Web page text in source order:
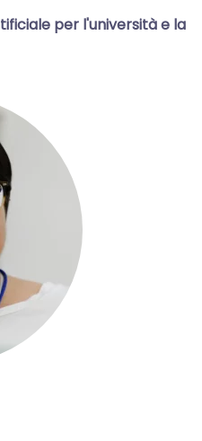
per l'università e la